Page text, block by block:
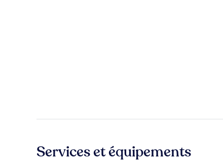
Services et équipements